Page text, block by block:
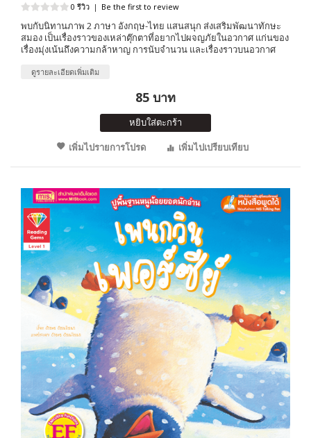
0 รีวิว | Be the first to review
พบกับนิทานภาพ 2 ภาษา อังกฤษ-ไทย แสนสนุก ส่งเสริมพัฒนาทักษะ
สมอง เป็นเรื่องราวของเหล่าตุ๊กตาที่อยากไปผจญภัยในอวกาศ แก่นของ
เรื่องมุ่งเน้นถึงความกล้าหาญ การนับจำนวน และเรื่องราวบนอวกาศ
ดูรายละเอียดเพิ่มเติม
85 บาท
หยิบใส่ตะกร้า
เพิ่มไปรายการโปรด
เพิ่มไปเปรียบเทียบ